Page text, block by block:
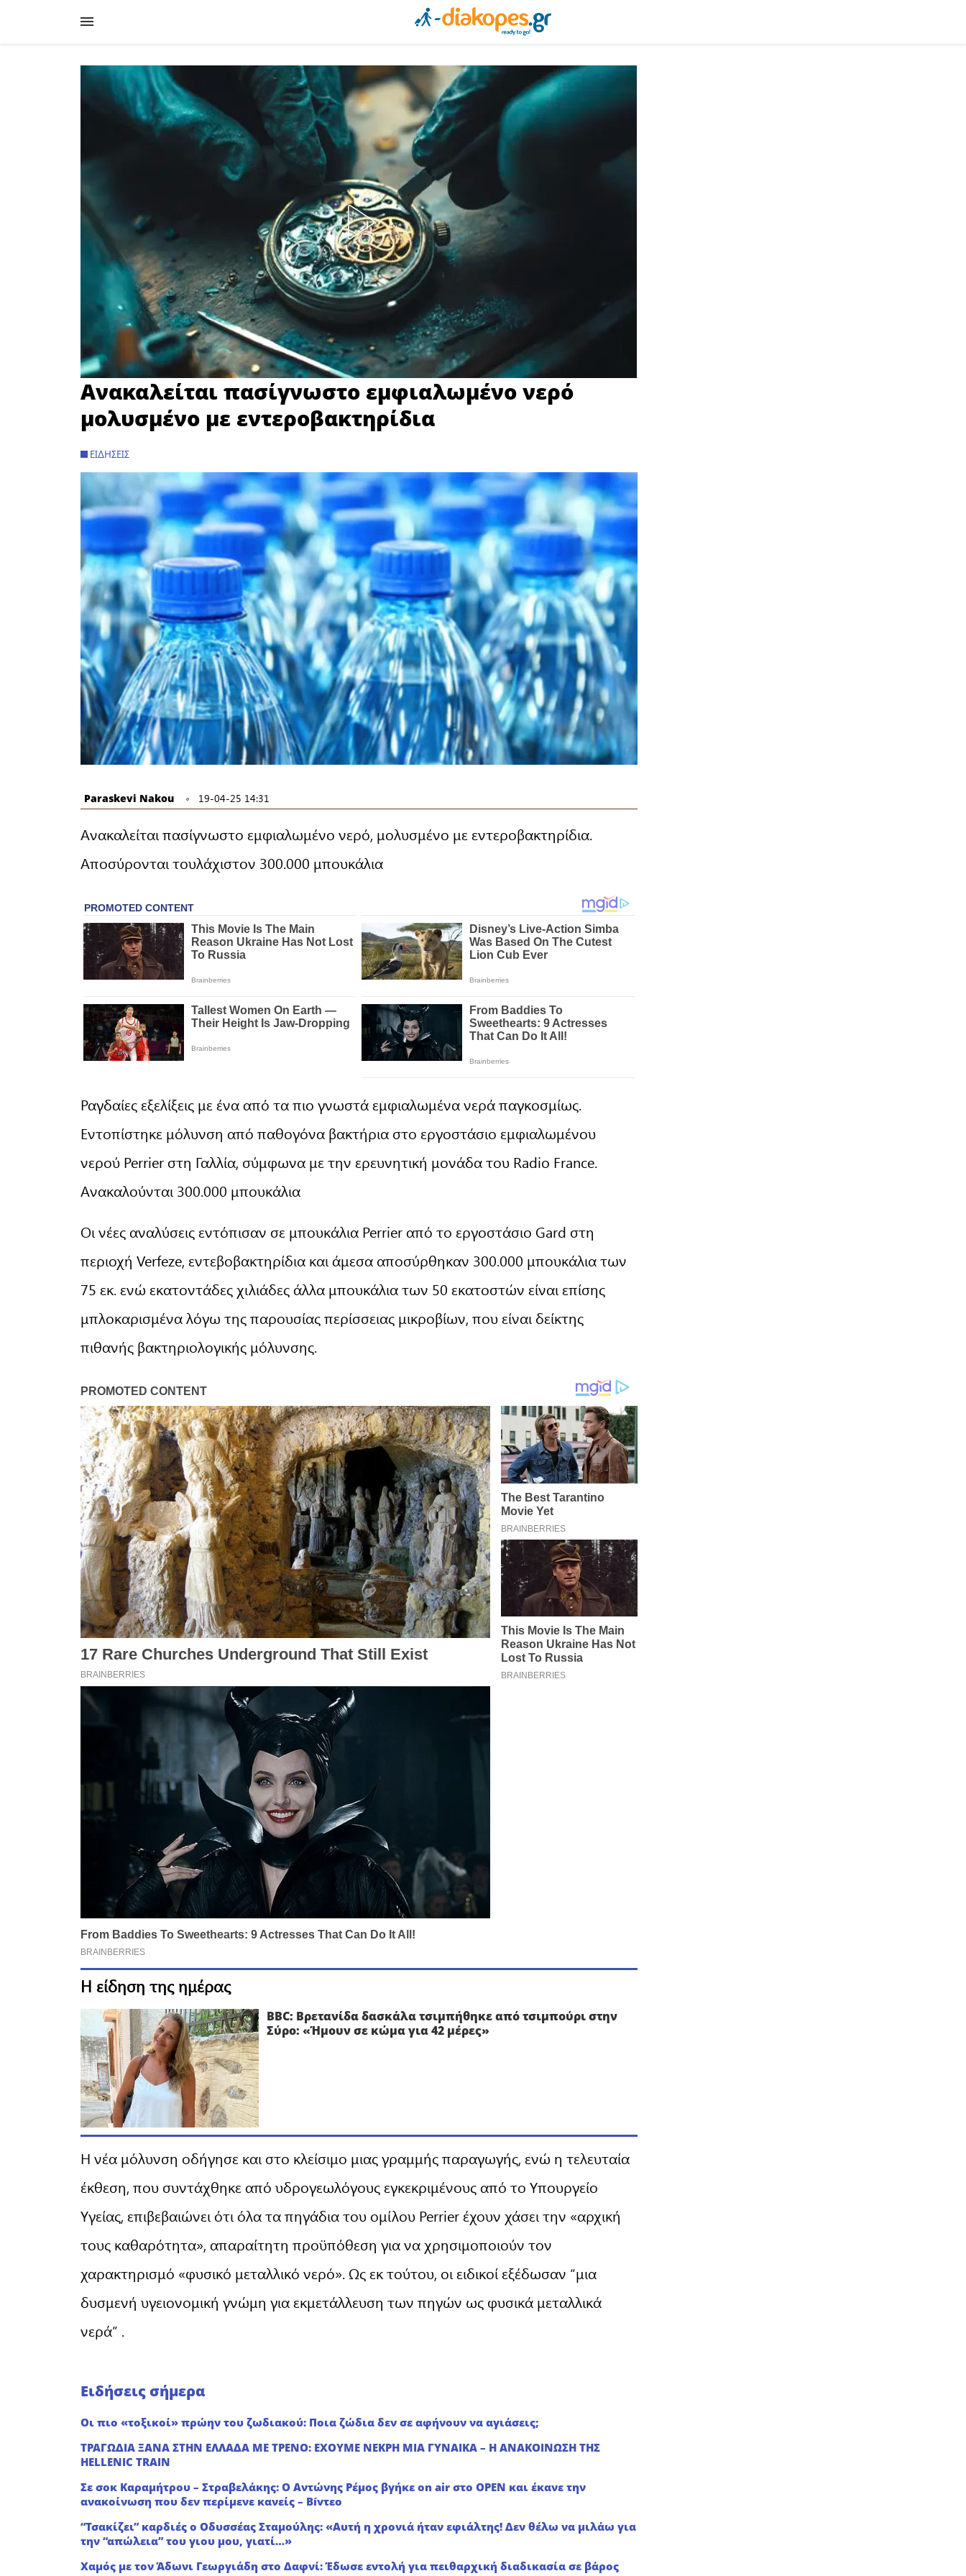
Ανακαλείται πασίγνωστο εμφιαλωμένο νερό
μολυσμένο με εντεροβακτηρίδια
ΕΙΔΉΣΕΙΣ
Paraskevi Nakou 19-04-25 14:31
Ανακαλείται πασίγνωστο εμφιαλωμένο νερό, μολυσμένο με εντεροβακτηρίδια.
Αποσύρονται τουλάχιστον 300.000 μπουκάλια
Ραγδαίες εξελίξεις με ένα από τα πιο γνωστά εμφιαλωμένα νερά παγκοσμίως.
Εντοπίστηκε μόλυνση από παθογόνα βακτήρια στο εργοστάσιο εμφιαλωμένου
νερού Perrier στη Γαλλία, σύμφωνα με την ερευνητική μονάδα του Radio France.
Ανακαλούνται 300.000 μπουκάλια
Οι νέες αναλύσεις εντόπισαν σε μπουκάλια Perrier από το εργοστάσιο Gard στη
περιοχή Verfeze, εντεβοβακτηρίδια και άμεσα αποσύρθηκαν 300.000 μπουκάλια των
75 εκ. ενώ εκατοντάδες χιλιάδες άλλα μπουκάλια των 50 εκατοστών είναι επίσης
μπλοκαρισμένα λόγω της παρουσίας περίσσειας μικροβίων, που είναι δείκτης
πιθανής βακτηριολογικής μόλυνσης.
Η είδηση της ημέρας
BBC: Βρετανίδα δασκάλα τσιμπήθηκε από τσιμπούρι στην
Σύρο: «Ήμουν σε κώμα για 42 μέρες»
Η νέα μόλυνση οδήγησε και στο κλείσιμο μιας γραμμής παραγωγής, ενώ η τελευταία
έκθεση, που συντάχθηκε από υδρογεωλόγους εγκεκριμένους από το Υπουργείο
Υγείας, επιβεβαιώνει ότι όλα τα πηγάδια του ομίλου Perrier έχουν χάσει την «αρχική
τους καθαρότητα», απαραίτητη προϋπόθεση για να χρησιμοποιούν τον
χαρακτηρισμό «φυσικό μεταλλικό νερό». Ως εκ τούτου, οι ειδικοί εξέδωσαν “μια
δυσμενή υγειονομική γνώμη για εκμετάλλευση των πηγών ως φυσικά μεταλλικά
νερά” .
Ειδήσεις σήμερα
Οι πιο «τοξικοί» πρώην του ζωδιακού: Ποια ζώδια δεν σε αφήνουν να αγιάσεις;
ΤΡΑΓΩΔΙΑ ΞΑΝΑ ΣΤΗΝ ΕΛΛΑΔΑ ΜΕ ΤΡΕΝΟ: ΕΧΟΥΜΕ ΝΕΚΡΗ ΜΙΑ ΓΥΝΑΙΚΑ – Η ΑΝΑΚΟΙΝΩΣΗ ΤΗΣ
HELLENIC TRAIN
Σε σoκ Καραμήτρου – Στραβελάκης: Ο Αντώνης Ρέμος βγήκε on air στο OPEN και έκανε την
ανακοίνωση που δεν περίμενε κανείς – Bívτεο
“Τσακίζει” καρδιές ο Οδυσσέας Σταμούλης: «Αυτή η χρονιά ήταν εφιάλτης! Δεν θέλω να μιλάω για
την “απώλεια” του γιου μου, γιατί…»
Χαμός με τον Άδωνι Γεωργιάδη στο Δαφνί: Έδωσε εντολή για πειθαρχική διαδικασία σε βάρος